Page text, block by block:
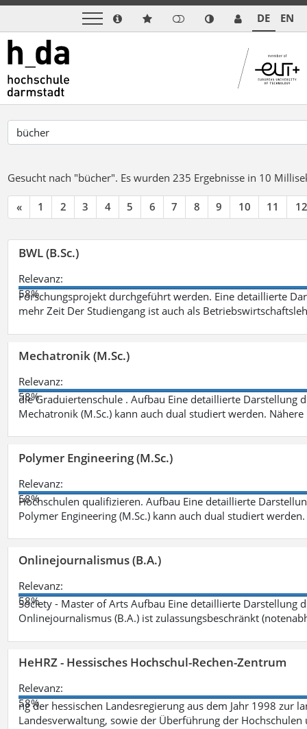
DE EN
Gesucht nach "bücher". Es wurden 235 Ergebnisse in 10
« 1 2 3 4 5 6 7 8 9 10 11 12
BWL (B.Sc.)
Relevanz:
58%
Forschungsprojekt durchgeführt werden. Eine detaillierte
mehr Zeit Der Studiengang ist auch als
Mechatronik (M.Sc.)
Relevanz:
58%
die Graduiertenschule . Aufbau Eine detaillierte Darstellung
Mechatronik (M.Sc.) kann auch dual studiert werden.
Polymer Engineering (M.Sc.)
Relevanz:
58%
Hochschulen qualifizieren. Aufbau Eine detaillierte
Polymer Engineering (M.Sc.) kann auch dual studiert
Onlinejournalismus (B.A.)
Relevanz:
58%
Society - Master of Arts Aufbau Eine detaillierte Darstellung
Onlinejournalismus (B.A.) ist zulassungsbeschränkt
HeHRZ - Hessisches Hochschul-Rechen-Zentrum
Relevanz:
58%
ng der hessischen Landesregierung aus dem Jahr 1998 zur
Landesverwaltung, sowie der Überführung der